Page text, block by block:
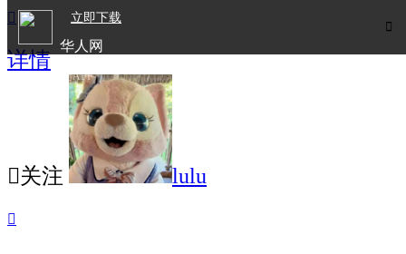

立即下载
华人网
欧洲华人生活APP

详情
关注 lulu
